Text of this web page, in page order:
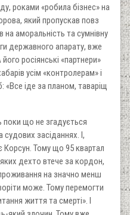
роками «робила бізнес» на
який пропускав повз
на аморальність та сумнівну
державного апарату, вже
росіянські «партнери»
усім «контролерам» і
«Все іде за планом, таваріщ
що не згадується
засіданнях. І,
Тому що 95 квартал
дехто втече за кордон,
на значно менш
може. Тому перемогти
життя та смерті». І